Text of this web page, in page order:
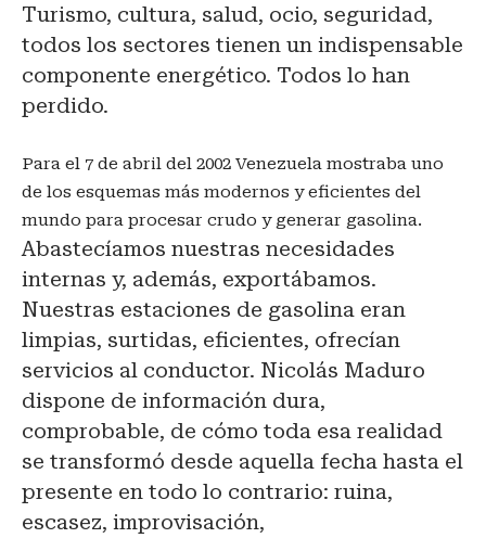
Turismo, cultura, salud, ocio, seguridad,
todos los sectores tienen un indispensable
componente energético. Todos lo han
perdido.
Para el 7 de abril del 2002 Venezuela mostraba uno
de los esquemas más modernos y eficientes del
mundo para procesar crudo y generar gasolina.
Abastecíamos nuestras necesidades
internas y, además, exportábamos.
Nuestras estaciones de gasolina eran
limpias, surtidas, eficientes, ofrecían
servicios al conductor. Nicolás Maduro
dispone de información dura,
comprobable, de cómo toda esa realidad
se transformó desde aquella fecha hasta el
presente en todo lo contrario: ruina,
escasez, improvisación,